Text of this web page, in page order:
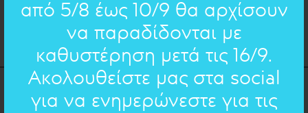
Λέκκα 30, Αθήνα. 10562, Ελλάδα
από 5/8 έως 10/9 θα αρχίσουν
να παραδίδονται με
καθυστέρηση μετά τις 16/9.
Ακολουθείστε μας στα social
για να ενημερώνεστε για τις